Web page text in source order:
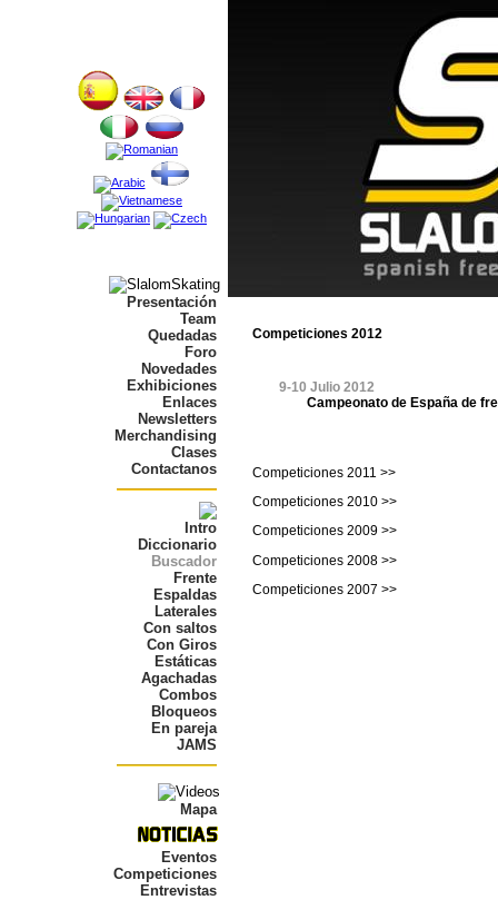
Presentación
Team
Quedadas
Foro
Novedades
Exhibiciones
Enlaces
Newsletters
Merchandising
Clases
Contactanos
Intro
Diccionario
Buscador
Frente
Espaldas
Laterales
Con saltos
Con Giros
Estáticas
Agachadas
Combos
Bloqueos
En pareja
JAMS
Mapa
Eventos
Competiciones
Entrevistas
Competiciones 2012
9-10 Julio 2012
Campeonato de España de
Competiciones 2011 >>
Competiciones 2010 >>
Competiciones 2009 >>
Competiciones 2008 >>
Competiciones 2007 >>